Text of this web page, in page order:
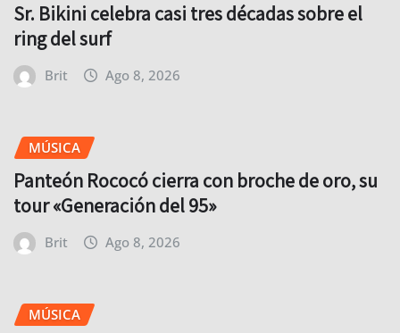
Sr. Bikini celebra casi tres décadas sobre el
ring del surf
Brit Ago 8, 2026
MÚSICA
Panteón Rococó cierra con broche de oro, su
tour «Generación del 95»
Brit Ago 8, 2026
MÚSICA